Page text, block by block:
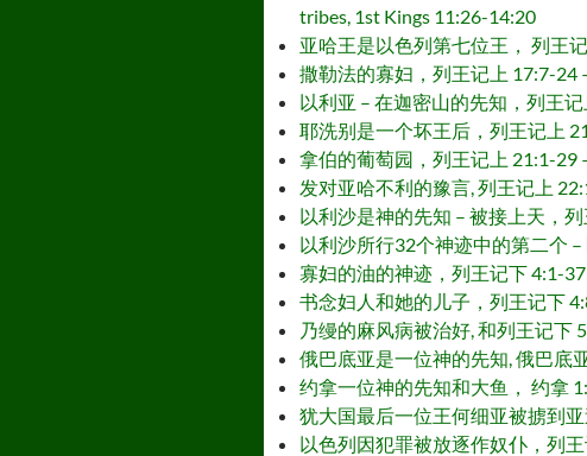
tribes, 1st Kings 11:26-14:20
亚哈王是以色列第七位王， 列王
撒勒法的寡妇，列王记上 17:7-24
以利亚 – 在迦密山的先知，列王
耶洗别是一个坏王后，列王记上
拿伯的葡萄园，列王记上 21:1-29
发对亚哈不利的豫言, 列王记上
以利沙是神的先知 – 被接上天，列
以利沙所行32个神迹中的第二个 –
寡妇的油的神迹，列王记下 4:1-
书念妇人和她的儿子，列王记下
乃缦的麻风病被治好, 和列王记下
俄巴底亚是一位神的先知, 俄巴底
约拿一位神的先知和大鱼， 约拿
犹大国最后一位王何细亚被掳到亚
以色列因犯罪被放逐作奴仆，列王